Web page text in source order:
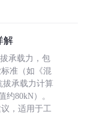
解
承载力，包
准（如《混
拔承载力计算
约80kN）。
，适用于工